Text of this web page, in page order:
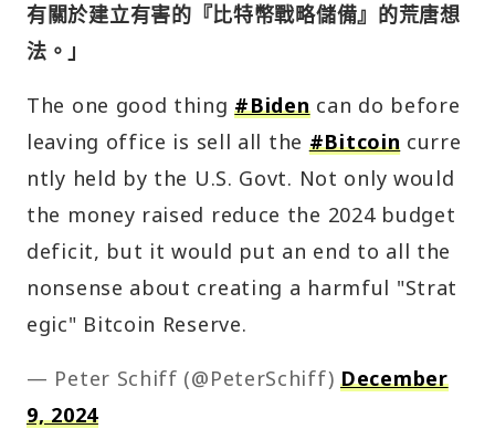
有關於建立有害的『比特幣戰略儲備』的荒唐想
法。」
The one good thing#Bidencan do before
leaving office is sell all the #Bitcoin curre
ntly held by the U.S. Govt. Not only would
the money raised reduce the 2024 budget
deficit, but it would put an end to all the
nonsense about creating a harmful "Strat
egic" Bitcoin Reserve.
— Peter Schiff (@PeterSchiff) December
9, 2024